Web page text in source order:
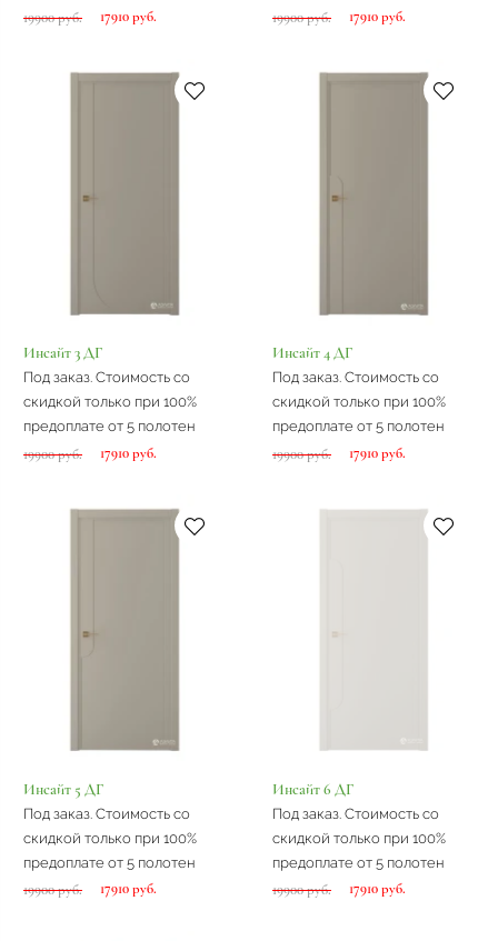
19900 руб. 17910 руб. 19900 руб. 17910 руб.
Инсайт 3 ДГ
Под заказ. Стоимость со
скидкой только при 100%
предоплате от 5 полотен
19900 руб. 17910 руб.
Инсайт 4 ДГ
Под заказ. Стоимость со
скидкой только при 100%
предоплате от 5 полотен
19900 руб. 17910 руб.
Инсайт 5 ДГ
Под заказ. Стоимость со
скидкой только при 100%
предоплате от 5 полотен
19900 руб. 17910 руб.
Инсайт 6 ДГ
Под заказ. Стоимость со
скидкой только при 100%
предоплате от 5 полотен
19900 руб. 17910 руб.